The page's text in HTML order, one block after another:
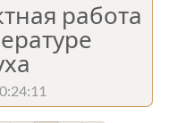
работа